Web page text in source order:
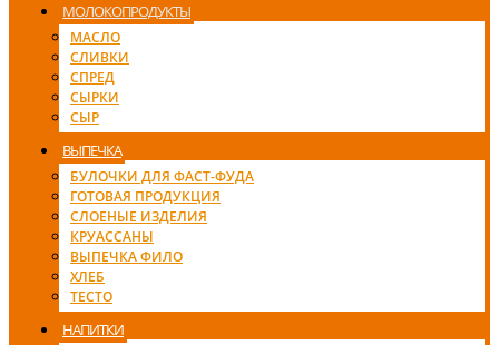
МОЛОКОПРОДУКТЫ
МАСЛО
СЛИВКИ
СПРЕД
СЫРКИ
СЫР
ВЫПЕЧКА
БУЛОЧКИ ДЛЯ ФАСТ-ФУДА
ГОТОВАЯ ПРОДУКЦИЯ
СЛОЕНЫЕ ИЗДЕЛИЯ
КРУАССАНЫ
ВЫПЕЧКА ФИЛО
ХЛЕБ
ТЕСТО
НАПИТКИ